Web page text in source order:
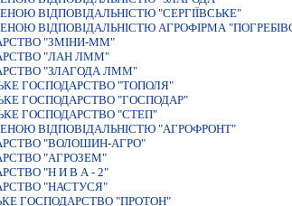
ВІДПОВІДАЛЬНІСТЮ "СЕРГІЇВСЬКЕ"
ВІДПОВІДАЛЬНІСТЮ АГРОФІРМА
"ЗМIНИ-ММ"
"ЛАН ЛММ"
"ЗЛАГОДА ЛММ"
ГОСПОДАРСТВО "ТОПОЛЯ"
ГОСПОДАРСТВО "ГОСПОДАР"
ГОСПОДАРСТВО "СТЕП"
ВIДПОВIДАЛЬНIСТЮ "АГРОФРОНТ"
"ВОЛОШИН-АГРО"
"АГРОЗЕМ"
"Н И В А - 2"
"НАСТУСЯ"
ГОСПОДАРСТВО "ПРОТОН"